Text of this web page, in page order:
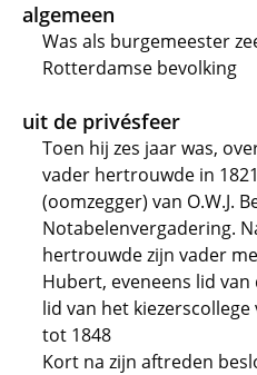
algemeen
Was als burgemeester
Rotterdamse bevolking
uit de privésfeer
Toen hij zes jaar was,
vader hertrouwde in
(oomzegger) van O.W.J.
Notabelenvergadering.
hertrouwde zijn vader
Hubert, eveneens lid
lid van het
tot 1848
Kort na zijn aftreden